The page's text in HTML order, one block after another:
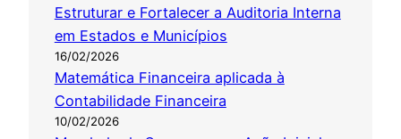
Estruturar e Fortalecer a Auditoria Interna
em Estados e Municípios
16/02/2026
Matemática Financeira aplicada à
Contabilidade Financeira
10/02/2026